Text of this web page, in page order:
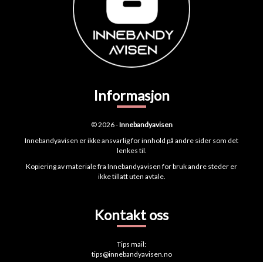
Informasjon
© 2026 -Innebandyavisen
Innebandyavisen er ikke ansvarlig for innhold på andre sider som det
lenkes til.
Kopiering av materiale fra Innebandyavisen for bruk andre steder er
ikke tillatt uten avtale.
Kontakt oss
Tips mail:
tips@innebandyavisen.no